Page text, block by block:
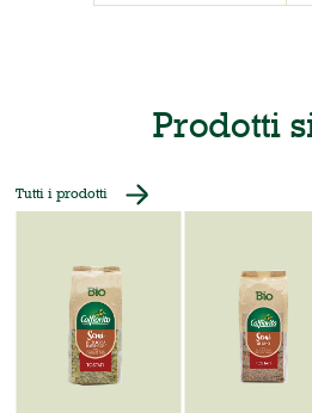
Prodotti
Tutti i prodotti